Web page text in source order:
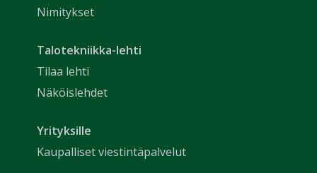
Nimitykset
Talotekniikka-lehti
Tilaa lehti
Näköislehdet
Yrityksille
Kaupalliset viestintäpalvelut